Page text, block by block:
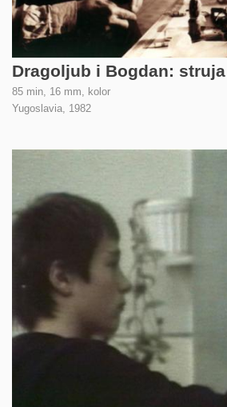
Dragoljub i Bogdan: struja
85 min, 16 mm, kolor
Yugoslavia, 1982